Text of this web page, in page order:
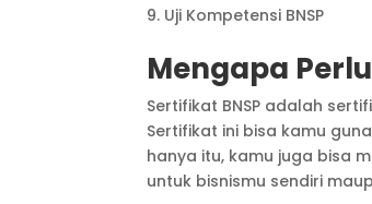
Uji Kompetensi BNSP
Mengapa
Sertifikat BNSP adalah
Sertifikat ini bisa kamu
hanya itu, kamu juga bisa
untuk bisnismu sendiri